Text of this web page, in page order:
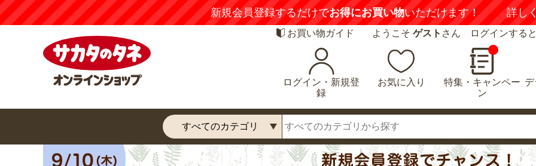
新規会員登録するだけでお得にお買い物いただけます！ 詳し
お買い物ガイド ようこそ ゲスト さん ログインする
ログイン・新規登
録
お気に入り
特集・キャンペー
ン